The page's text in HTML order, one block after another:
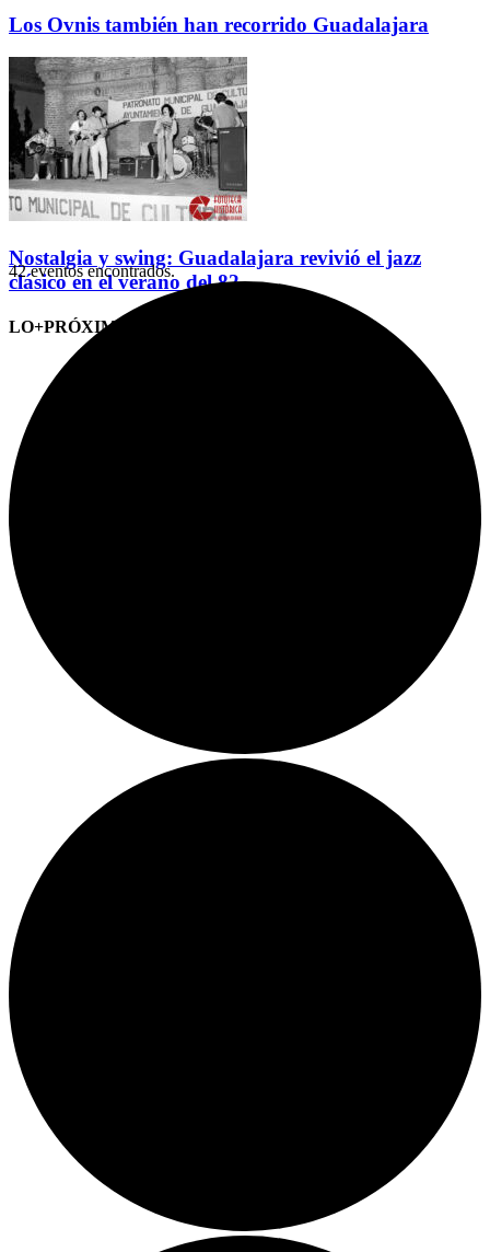
Los Ovnis también han recorrido Guadalajara
Nostalgia y swing: Guadalajara revivió el jazz
clásico en el verano del 82
LO+PRÓXIMO (CITAS)
42 eventos encontrados.